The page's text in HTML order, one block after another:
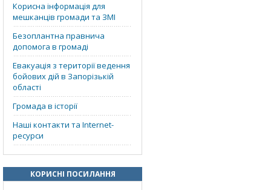
Корисна інформація для
мешканців громади та ЗМІ
Безоплантна правнича
допомога в громаді
Евакуація з території ведення
бойових дій в Запорізькій
області
Громада в історії
Наші контакти та Internet-
ресурси
КОРИСНІ ПОСИЛАННЯ